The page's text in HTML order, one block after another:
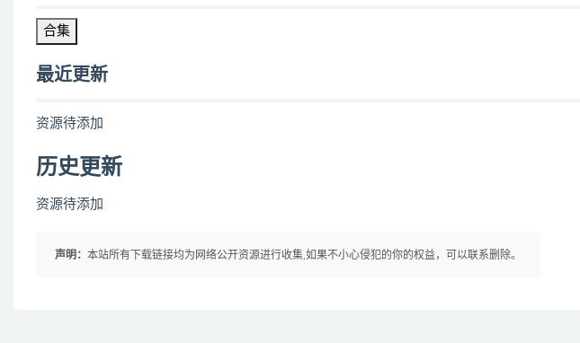
合集
最近更新
资源待添加
历史更新
资源待添加
声明： 本站所有下载链接均为网络公开资源进行收集,如果不小心侵犯的你的权益，可以联系删除。